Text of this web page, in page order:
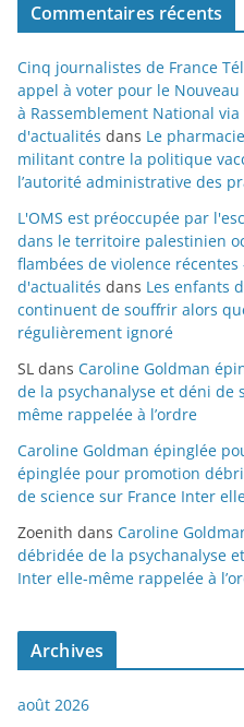
Commentaires récents
Cinq journalistes de France
appel à voter pour le
à Rassemblement National
d'actualités dans Le
militant contre la politique
l’autorité administrative des
L'OMS est préoccupée par
dans le territoire palestinien
flambées de violence
d'actualités dans Les enfants
continuent de souffrir alors
régulièrement ignoré
SL dans Caroline Goldman
de la psychanalyse et déni de
même rappelée à l’ordre
Caroline Goldman épinglée
épinglée pour promotion
de science sur France Inter
Zoenith dans Caroline
débridée de la psychanalyse
Inter elle-même rappelée à
Archives
août 2026